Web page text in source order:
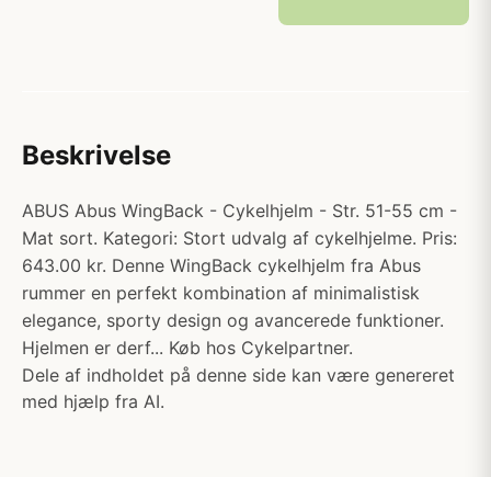
Beskrivelse
ABUS Abus WingBack - Cykelhjelm - Str. 51-55 cm -
Mat sort. Kategori: Stort udvalg af cykelhjelme. Pris:
643.00 kr. Denne WingBack cykelhjelm fra Abus
rummer en perfekt kombination af minimalistisk
elegance, sporty design og avancerede funktioner.
Hjelmen er derf... Køb hos Cykelpartner.
Dele af indholdet på denne side kan være genereret
med hjælp fra AI.